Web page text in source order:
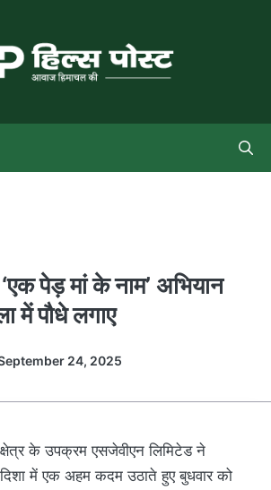
पेड़ मां के नाम’ अभियान
में पौधे लगाए
24, 2025
के उपक्रम एसजेवीएन लिमिटेड ने
दिशा में एक अहम कदम उठाते हुए बुधवार को